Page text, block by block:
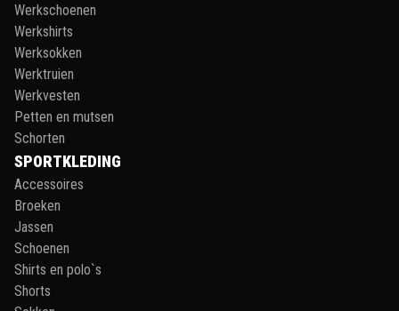
Werkschoenen
Werkshirts
Werksokken
Werktruien
Werkvesten
Petten en mutsen
Schorten
SPORTKLEDING
Accessoires
Broeken
Jassen
Schoenen
Shirts en polo`s
Shorts